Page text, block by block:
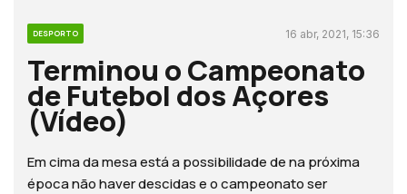
DESPORTO 16 abr, 2021, 15:36
Terminou o Campeonato
de Futebol dos Açores
(Vídeo)
Em cima da mesa está a possibilidade de na próxima
época não haver descidas e o campeonato ser